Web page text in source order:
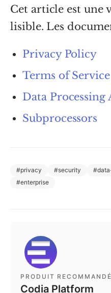
Cet article est une
lisible. Les
Privacy Policy
Terms of Service
Data Processing
Subprocessors
#privacy #security #
#enterprise
PRODUIT RECOMMANDÉ
Codia Platform